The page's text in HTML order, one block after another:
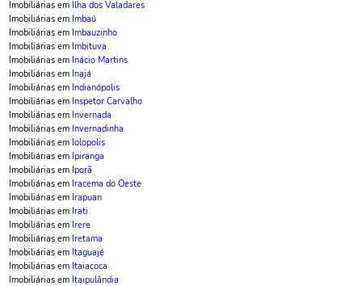
Imobiliárias em Ilha dos Valadares
Imobiliárias em Imbaú
Imobiliárias em Imbauzinho
Imobiliárias em Imbituva
Imobiliárias em Inácio Martins
Imobiliárias em Inajá
Imobiliárias em Indianópolis
Imobiliárias em Inspetor Carvalho
Imobiliárias em Invernada
Imobiliárias em Invernadinha
Imobiliárias em Iolopolis
Imobiliárias em Ipiranga
Imobiliárias em Iporã
Imobiliárias em Iracema do Oeste
Imobiliárias em Irapuan
Imobiliárias em Irati
Imobiliárias em Irere
Imobiliárias em Iretama
Imobiliárias em Itaguajé
Imobiliárias em Itaiacoca
Imobiliárias em Itaipulândia